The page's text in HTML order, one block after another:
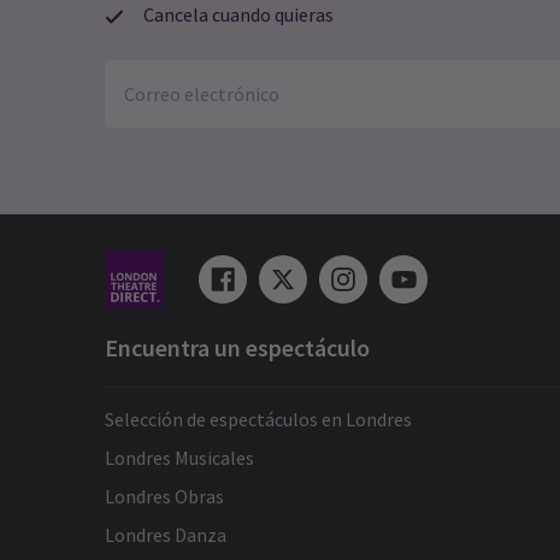
Cancela cuando quieras
Encuentra un espectáculo
Selección de espectáculos en Londres
Londres Musicales
Londres Obras
Londres Danza